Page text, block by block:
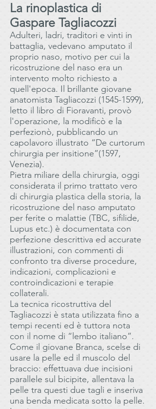
La rinoplastica di
Gaspare Tagliacozzi
Adulteri, ladri, traditori e vinti in
battaglia, vedevano amputato il
proprio naso, motivo per cui la
ricostruzione del naso era un
intervento molto richiesto a
quell'epoca. Il brillante giovane
anatomista Tagliacozzi (1545-1599),
letto il libro di Fioravanti, provò
l'operazione, la modificò e la
perfezionò, pubblicando un
capolavoro illustrato “De curtorum
chirurgia per insitione”(1597,
Venezia).
Pietra miliare della chirurgia, oggi
considerata il primo trattato vero
di chirurgia plastica della storia, la
ricostruzione del naso amputato
per ferite o malattie (TBC, sifilide,
Lupus etc.) è documentata con
perfezione descrittiva ed accurate
illustrazioni, con commenti di
confronto tra diverse procedure,
indicazioni, complicazioni e
controindicazioni e terapie
collaterali.
La tecnica ricostruttiva del
Tagliacozzi è stata utilizzata fino a
tempi recenti ed è tuttora nota
con il nome di “lembo italiano”.
Come il giovane Branca, scelse di
usare la pelle ed il muscolo del
braccio: effettuava due incisioni
parallele sul bicipite, allentava la
pelle tra questi due tagli e inseriva
una benda medicata sotto la pelle.